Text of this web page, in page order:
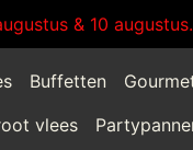
& 10
Buffetten
vlees